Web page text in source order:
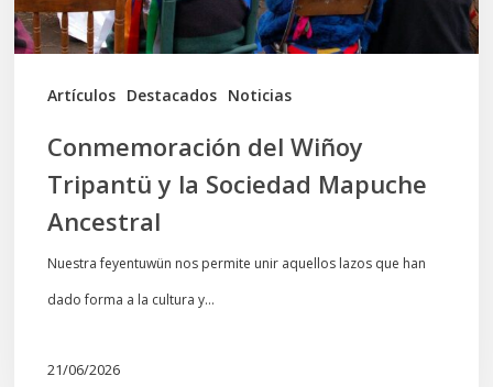
Artículos Destacados Noticias
Mapuche
Ancestral
Conmemoración del Wiñoy
Tripantü y la Sociedad Mapuche
Ancestral
Nuestra feyentuwün nos permite unir aquellos lazos que han
dado forma a la cultura y…
21/06/2026